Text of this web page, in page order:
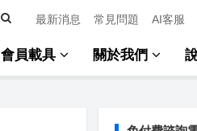
最新消息 常見問題 AI客服
會員載具 關於我們